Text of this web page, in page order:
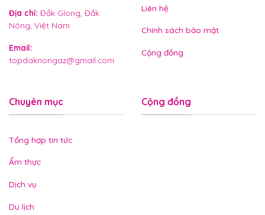
Địa chỉ: Đắk Glong, Đắk
Nông, Việt Nam
Email:
topdaknongaz@gmail.com
Liên hệ
Chính sách bảo mật
Cộng đồng
Chuyên mục
Tổng hợp tin tức
Ẩm thực
Dịch vụ
Du lịch
Cộng đồng